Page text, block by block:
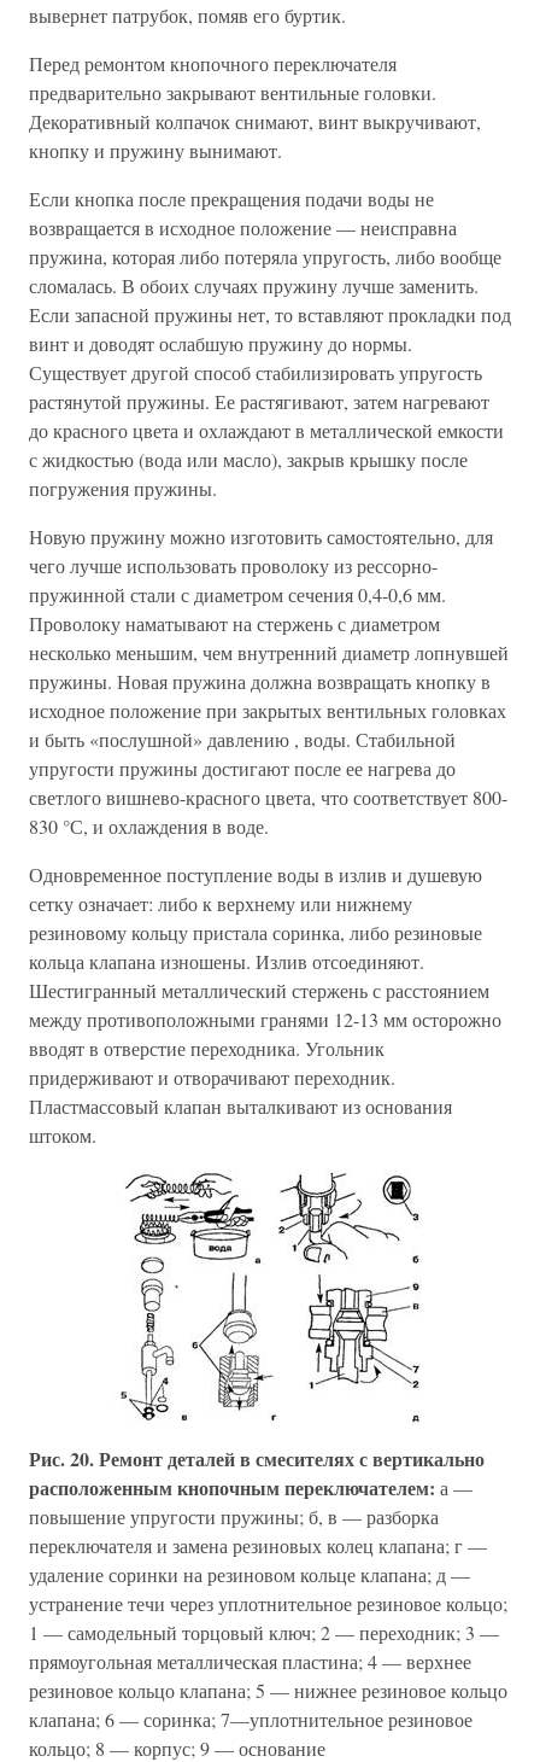
вывернет патрубок, помяв его буртик.
Перед ремонтом кнопочного переключателя
предварительно закрывают вентильные головки.
Декоративный колпачок снимают, винт выкручивают,
кнопку и пружину вынимают.
Если кнопка после прекращения подачи воды не
возвращается в исходное положение — неисправна
пружина, которая либо потеряла упругость, либо вообще
сломалась. В обоих случаях пружину лучше заменить.
Если запасной пружины нет, то вставляют прокладки под
винт и доводят ослабшую пружину до нормы.
Существует другой способ стабилизировать упругость
растянутой пружины. Ее растягивают, затем нагревают
до красного цвета и охлаждают в металлической емкости
с жидкостью (вода или масло), закрыв крышку после
погружения пружины.
Новую пружину можно изготовить самостоятельно, для
чего лучше использовать проволоку из рессорно-
пружинной стали с диаметром сечения 0,4-0,6 мм.
Проволоку наматывают на стержень с диаметром
несколько меньшим, чем внутренний диаметр лопнувшей
пружины. Новая пружина должна возвращать кнопку в
исходное положение при закрытых вентильных головках
и быть «послушной» давлению , воды. Стабильной
упругости пружины достигают после ее нагрева до
светлого вишнево-красного цвета, что соответствует 800-
830 °С, и охлаждения в воде.
Одновременное поступление воды в излив и душевую
сетку означает: либо к верхнему или нижнему
резиновому кольцу пристала соринка, либо резиновые
кольца клапана изношены. Излив отсоединяют.
Шестигранный металлический стержень с расстоянием
между противоположными гранями 12-13 мм осторожно
вводят в отверстие переходника. Угольник
придерживают и отворачивают переходник.
Пластмассовый клапан выталкивают из основания
штоком.
Рис. 20. Ремонт деталей в смесителях с вертикально
расположенным кнопочным переключателем: а —
повышение упругости пружины; б, в — разборка
переключателя и замена резиновых колец клапана; г —
удаление соринки на резиновом кольце клапана; д —
устранение течи через уплотнительное резиновое кольцо;
1 — самодельный торцовый ключ; 2 — переходник; 3 —
прямоугольная металлическая пластина; 4 — верхнее
резиновое кольцо клапана; 5 — нижнее резиновое кольцо
клапана; 6 — соринка; 7—уплотнительное резиновое
кольцо; 8 — корпус; 9 — основание